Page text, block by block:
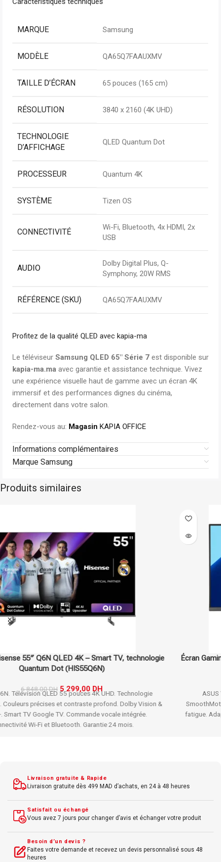
MARQUE Samsung
MODÈLE QA65Q7FAAUXMV
TAILLE D’ÉCRAN 65 pouces (165 cm)
RÉSOLUTION 3840 x 2160 (4K UHD)
TECHNOLOGIE
D’AFFICHAGE
QLED Quantum Dot
PROCESSEUR Quantum 4K
SYSTÈME Tizen OS
CONNECTIVITÉ
Wi-Fi, Bluetooth, 4x HDMI, 2x
USB
AUDIO
Dolby Digital Plus, Q-
Symphony, 20W RMS
RÉFÉRENCE (SKU) QA65Q7FAAUXMV
Profitez de la qualité QLED avec kapia-ma
Le téléviseur Samsung QLED 65″ Série 7 est disponible sur
kapia-ma.ma avec garantie et assistance technique. Vivez
une expérience visuelle haut de gamme avec un écran 4K
immersif et des performances dignes du cinéma,
directement dans votre salon.
Rendez-vous au: Magasin KAPIA OFFICE
Informations complémentaires
Marque Samsung
Produits similaires
Écran Gaming ASUS VA279HG 27″ – Full HD, 120Hz, Eye Care,
SmoothMotion (90LM04J1-B02371)
Asus
2 323,00 DH
ASUS VA279HG.Écran gaming 27" Full HD.
SmoothMotion.Temps de réponse 1ms.Technologie Eye Care anti-
fatigue.Adaptive-Sync.Luminosité 300 cd/m².
Design bordure fine.
Parfait gaming + travail multimédia.
Livraison gratuite & Rapide
Livraison gratuite dès 499 MAD d’achats, en 24 à 48 heures
Satisfait ou échangé
Vous avez 7 jours pour changer d’avis et échanger votre produit
Besoin d’un devis ?
Faites votre demande et recevez un devis personnalisé sous 48
heures